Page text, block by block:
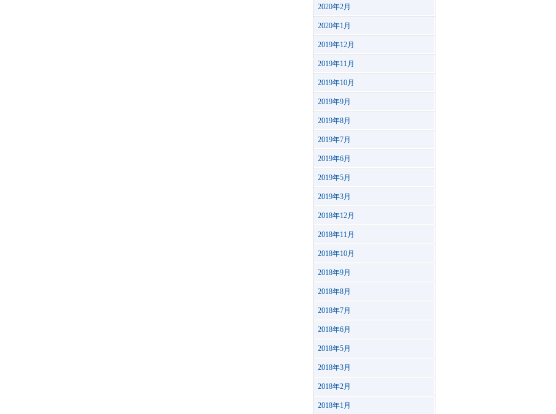
2020年2月
2020年1月
2019年12月
2019年11月
2019年10月
2019年9月
2019年8月
2019年7月
2019年6月
2019年5月
2019年3月
2018年12月
2018年11月
2018年10月
2018年9月
2018年8月
2018年7月
2018年6月
2018年5月
2018年3月
2018年2月
2018年1月